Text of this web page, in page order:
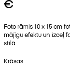
€
Foto rāmis 10 x 15 cm
mājīgu efektu un izceļ
stilā.
Krāsas